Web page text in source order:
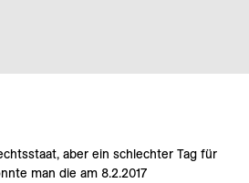
aber ein schlechter Tag für
man die am 8.2.2017